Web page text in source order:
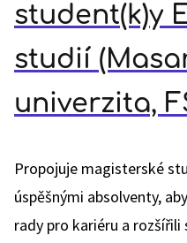
student(k)y
studií
univerzita,
Propojuje magisterské
úspěšnými absolventy,
rady pro kariéru a